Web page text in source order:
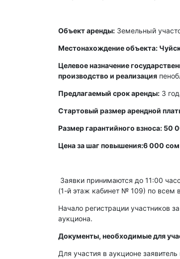
Объект аренды: Земельный
Местонахождение объекта:
Целевое назначение
производство и реализация
Предлагаемый срок аренды: 3
Стартовый размер арендной
Размер гарантийного взноса: 50
Цена за шаг повышения:6 000 сом
Заявки принимаются до 11:00
(1-й этаж кабинет № 109) по всем
Начало регистрации участников
аукциона.
Документы, необходимые для
Для участия в аукционе